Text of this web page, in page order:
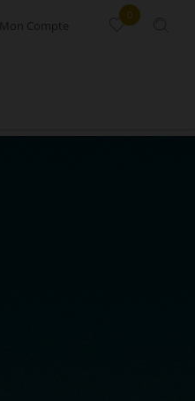
Mon Compte
0